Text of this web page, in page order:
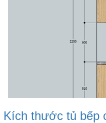
Kích thước tủ bếp